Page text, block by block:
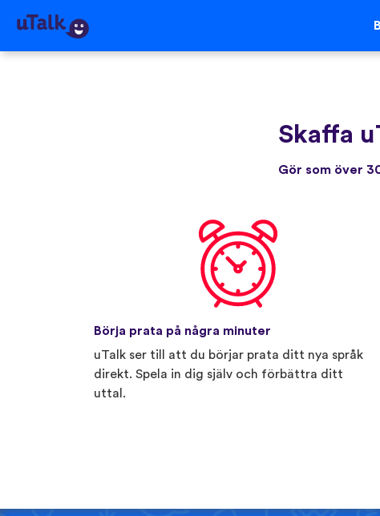
Skaffa
Gör som över
Börja prata på några minuter
uTalk ser till att du börjar prata ditt nya språk
direkt. Spela in dig själv och förbättra ditt
uttal.